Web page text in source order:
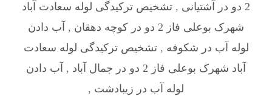
2 دو در آشتیانی
, تشخیص ترکیدگی لوله سعادت آباد
شهرک بوعلی فاز 2 دو در کوچه دهقان
, آب دادن
لوله آب در شکوفه ,تشخیص ترکیدگی لوله سعادت
آباد شهرک بوعلی فاز 2 دو در جمال آباد
, آب دادن
لوله آب در زیبادشت ,